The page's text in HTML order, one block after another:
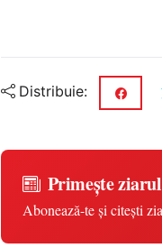
Distribuie:
Primește
Abonează-te și citești